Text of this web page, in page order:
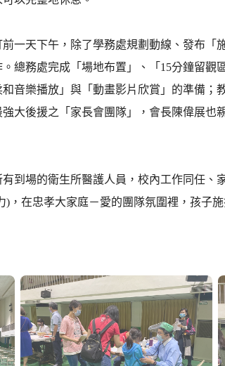
一天下午，除了學務處規劃動線、發布「
總務處完成「場地布置」、「15分鐘留觀
音樂播放」與「動畫影片欣賞」的準備；
大後援之「家長會團隊」，會長陳偉展也
到場的衛生所醫護人員，校內工作同任、
，在忠孝大家庭－愛的團隊氛圍裡，孩子